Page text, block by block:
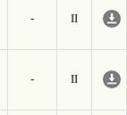
-
II
-
II